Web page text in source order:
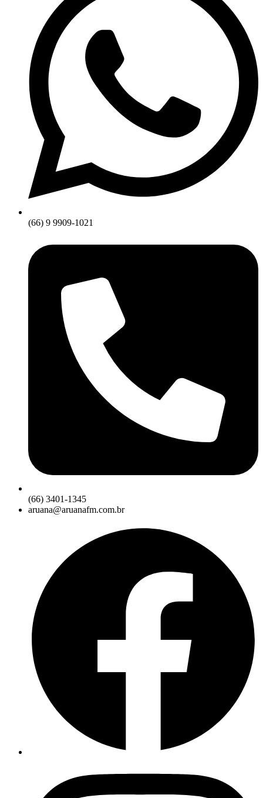
(66) 9 9909-1021
(66) 3401-1345
aruana@aruanafm.com.br